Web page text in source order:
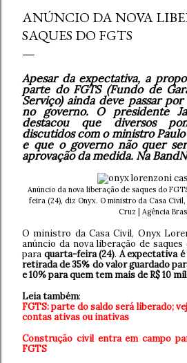
ANÚNCIO DA NOVA
SAQUES DO FGTS
Apesar da expectativa, a
parte do FGTS (Fundo de
Serviço) ainda deve passar por
no governo. O presidente
destacou que diversos
discutidos com o ministro
e que o governo não quer ser
aprovação da medida. Na
Anúncio da nova liberação de saques do
feira (24), diz Onyx. O ministro da Casa
Cruz | Agência
O ministro da Casa Civil, Onyx
anúncio da nova liberação de
para quarta-feira (24). A expectativa
retirada de 35% do valor guardado
e 10% para quem tem mais de R$ 10 mil.
Leia também:
FGTS: parte do saldo será liberado;
contas ativas ou inativas
Construção civil entra em campo
FGTS